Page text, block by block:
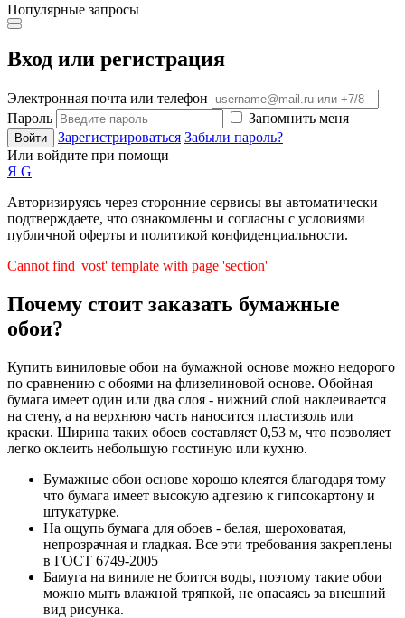
Популярные запросы
Вход или регистрация
Электронная почта или телефон
Пароль
Запомнить меня
Войти Зарегистрироваться Забыли пароль?
Или войдите при помощи
Я G
Авторизируясь через сторонние сервисы вы автоматически
подтверждаете, что ознакомлены и согласны с условиями
публичной оферты и политикой конфиденциальности.
Cannot find 'vost' template with page 'section'
Почему стоит заказать бумажные
обои?
Купить виниловые обои на бумажной основе можно недорого
по сравнению с обоями на флизелиновой основе. Обойная
бумага имеет один или два слоя - нижний слой наклеивается
на стену, а на верхнюю часть наносится пластизоль или
краски. Ширина таких обоев составляет 0,53 м, что позволяет
легко оклеить небольшую гостиную или кухню.
Бумажные обои основе хорошо клеятся благодаря тому
что бумага имеет высокую адгезию к гипсокартону и
штукатурке.
На ощупь бумага для обоев - белая, шероховатая,
непрозрачная и гладкая. Все эти требования закреплены
в ГОСТ 6749-2005
Бамуга на виниле не боится воды, поэтому такие обои
можно мыть влажной тряпкой, не опасаясь за внешний
вид рисунка.